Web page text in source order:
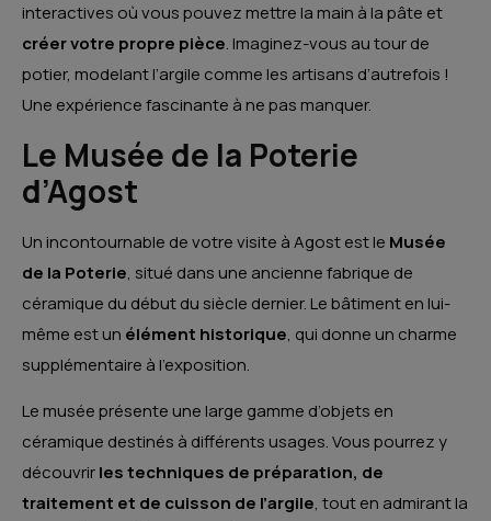
interactives où vous pouvez mettre la main à la pâte et
créer votre propre pièce. Imaginez-vous au tour de
potier, modelant l’argile comme les artisans d’autrefois !
Une expérience fascinante à ne pas manquer.
Le Musée de la Poterie
d’Agost
Un incontournable de votre visite à Agost est le Musée
de la Poterie, situé dans une ancienne fabrique de
céramique du début du siècle dernier. Le bâtiment en lui-
même est un élément historique, qui donne un charme
supplémentaire à l’exposition.
Le musée présente une large gamme d’objets en
céramique destinés à différents usages. Vous pourrez y
découvrirles techniques de préparation, de
traitement et de cuisson de l’argile, tout en admirant la